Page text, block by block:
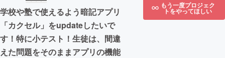
学校や塾で使えるよう暗記アプリ
「カクセル」をupdateしたいで
す！特に小テスト！生徒は、間違
えた問題をそのままアプリの機能
もう一度プロジェク
トをやってほしい